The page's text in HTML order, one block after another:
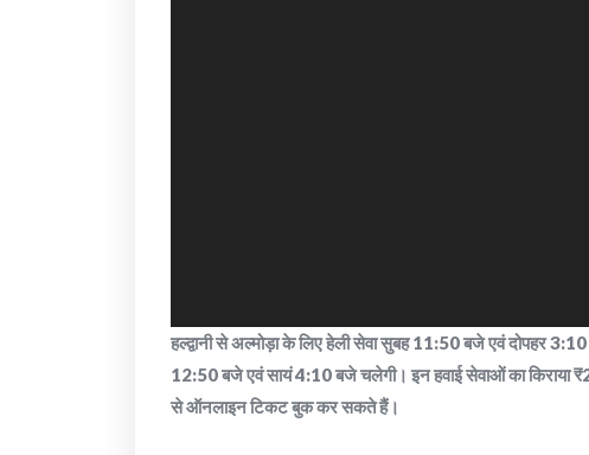
हल्द्वानी से अल्मोड़ा के लिए हेली सेवा सुबह 11:50 बजे एवं दोपहर
12:50 बजे एवं सायं 4:10 बजे चलेगी। इन हवाई सेवाओं का
से ऑनलाइन टिकट बुक कर सकते हैं।